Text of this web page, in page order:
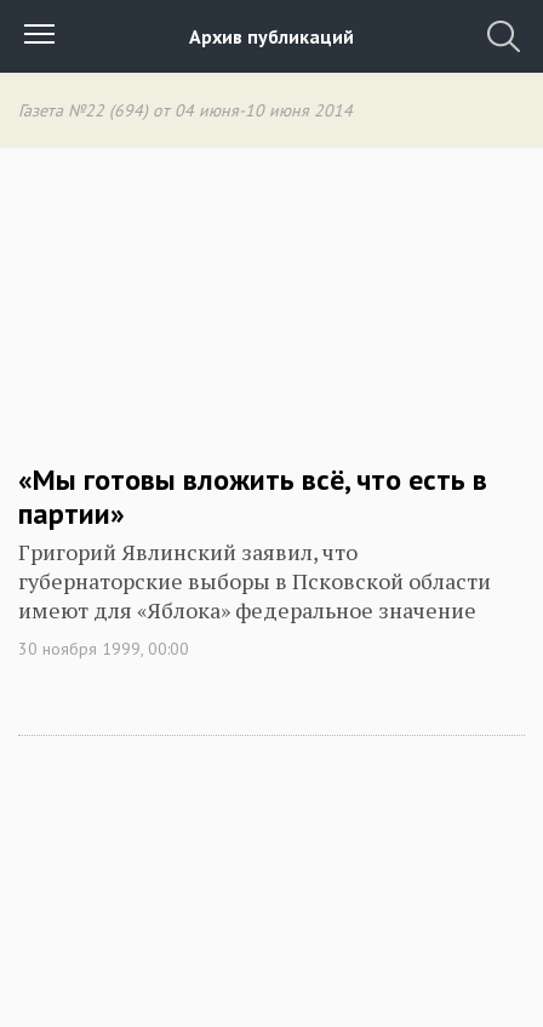
Архив публикаций
Газета №22 (694) от 04 июня-10 июня 2014
«Мы готовы вложить всё, что есть в
партии»
Григорий Явлинский заявил, что
губернаторские выборы в Псковской области
имеют для «Яблока» федеральное значение
30 ноября 1999, 00:00